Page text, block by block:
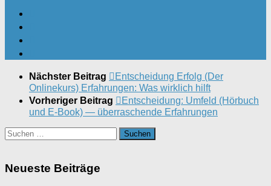
Nächster Beitrag
Entscheidung Erfolg (Der
Onlinekurs) Erfahrungen: Was wirklich hilft
Vorheriger Beitrag
Entscheidung: Umfeld (Hörbuch
und E-Book) — überraschende Erfahrungen
Suchen
nach:
Neueste Beiträge